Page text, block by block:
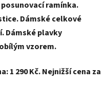
ramínka.
Dámské celkové
Dámské plavky
vzorem.
1 290 Kč. Nejnižší cena za